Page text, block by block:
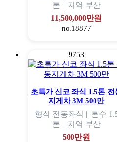
톤 | 지역 부산
11,500,000만원
no.18877
9753
초특가 신코 좌식 1.5톤 전
지게차 3M 500만
형식 전동좌식 | 톤수
톤 | 지역 부산
500만원